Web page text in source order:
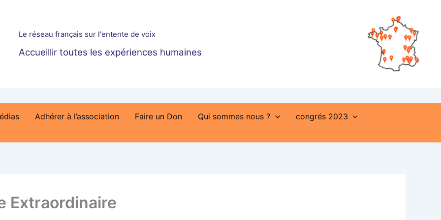
Le réseau français sur l'entente de voix
Accueillir toutes les expériences humaines
Adhérer à l’association Faire un Don Qui sommes nous ?
congrés 2023
Extraordinaire